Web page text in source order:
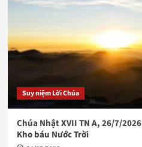
Suy niệm Lời Chúa
Chúa Nhật XVII TN A, 26/7/2026
Kho báu Nước Trời